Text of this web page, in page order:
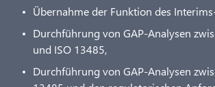
Übernahme der Funktion des
Durchführung von GAP-Analysen
und ISO 13485,
Durchführung von GAP-Analysen